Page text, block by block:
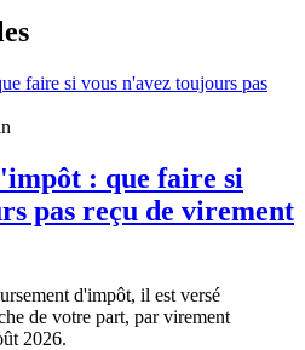
: que faire si
pas reçu de virement
d'impôt, il est versé
de votre part, par virement
2026.